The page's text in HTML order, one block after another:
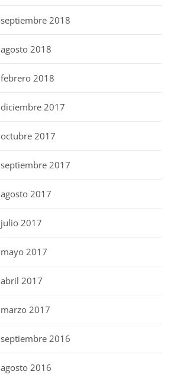
septiembre 2018
agosto 2018
febrero 2018
diciembre 2017
octubre 2017
septiembre 2017
agosto 2017
julio 2017
mayo 2017
abril 2017
marzo 2017
septiembre 2016
agosto 2016